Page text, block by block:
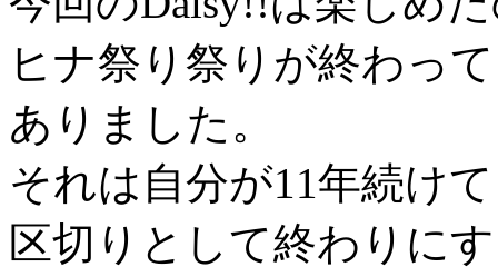
ヒナ祭り祭りが終わっ
ありました。
それは自分が11年続け
区切りとして終わりに